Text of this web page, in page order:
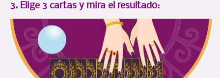
Curso de Tarot
Otros
3. Elige 3 cartas y mira el resultado: